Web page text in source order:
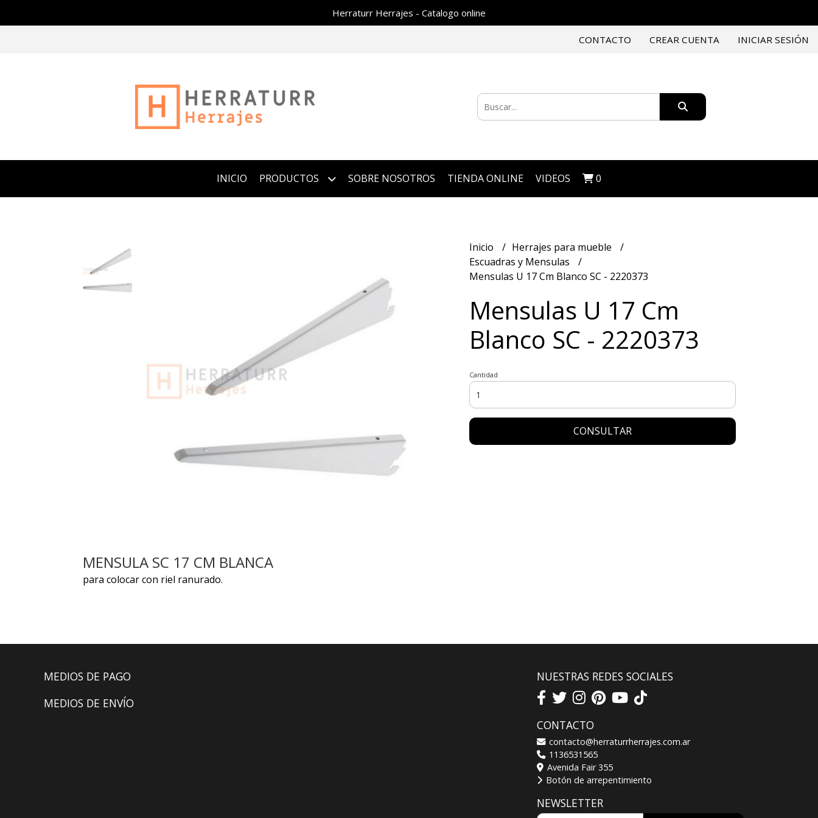
Herraturr Herrajes - Catalogo online
CONTACTO CREAR CUENTA INICIAR SESIÓN
INICIO PRODUCTOS SOBRE NOSOTROS TIENDA ONLINE VIDEOS 0
MENSULA SC 17 CM BLANCA
para colocar con riel ranurado.
Inicio
Herrajes para mueble
Escuadras y Mensulas
Mensulas U 17 Cm Blanco SC - 2220373
Mensulas U 17 Cm
Blanco SC - 2220373
Cantidad
CONSULTAR
MEDIOS DE PAGO
MEDIOS DE ENVÍO
NUESTRAS REDES SOCIALES
CONTACTO
contacto@herraturrherrajes.com.ar
1136531565
Avenida Fair 355
Botón de arrepentimiento
NEWSLETTER